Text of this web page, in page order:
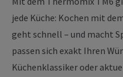
jede Küche: Kochen mit
geht schnell – und macht
passen sich exakt Ihren
Küchenklassiker oder